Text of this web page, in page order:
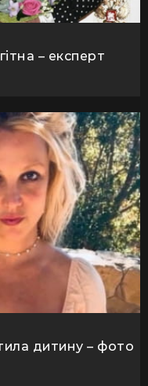
– експерт
дитину – фото